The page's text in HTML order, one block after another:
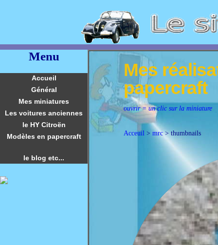
Menu
Accueil
Général
Mes miniatures
Les voitures anciennes
le HY Citroën
Modèles en papercraft
le blog etc...
Mes
papercraft
ouvrir = un clic sur la miniature
Acceuil >mrc> thumbnails